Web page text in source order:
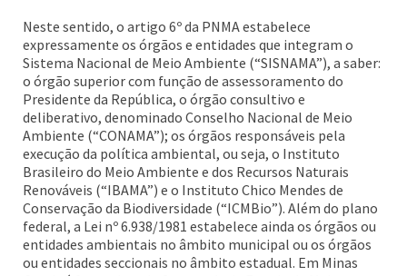
Neste sentido, o artigo 6º da PNMA estabelece
expressamente os órgãos e entidades que integram o
Sistema Nacional de Meio Ambiente (“SISNAMA”), a saber:
o órgão superior com função de assessoramento do
Presidente da República, o órgão consultivo e
deliberativo, denominado Conselho Nacional de Meio
Ambiente (“CONAMA”); os órgãos responsáveis pela
execução da política ambiental, ou seja, o Instituto
Brasileiro do Meio Ambiente e dos Recursos Naturais
Renováveis (“IBAMA”) e o Instituto Chico Mendes de
Conservação da Biodiversidade (“ICMBio”). Além do plano
federal, a Lei nº 6.938/1981 estabelece ainda os órgãos ou
entidades ambientais no âmbito municipal ou os órgãos
ou entidades seccionais no âmbito estadual. Em Minas